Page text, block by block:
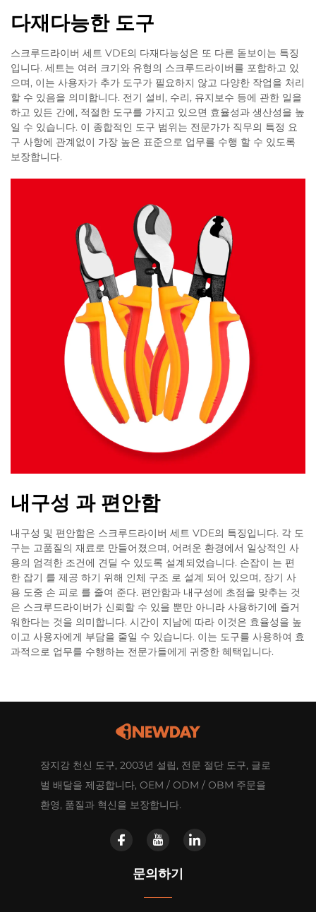
다재다능한 도구
스크루드라이버 세트 VDE의 다재다능성은 또 다른 돋보이는 특징
입니다. 세트는 여러 크기와 유형의 스크루드라이버를 포함하고 있
으며, 이는 사용자가 추가 도구가 필요하지 않고 다양한 작업을 처리
할 수 있음을 의미합니다. 전기 설비, 수리, 유지보수 등에 관한 일을
하고 있든 간에, 적절한 도구를 가지고 있으면 효율성과 생산성을 높
일 수 있습니다. 이 종합적인 도구 범위는 전문가가 직무의 특정 요
구 사항에 관계없이 가장 높은 표준으로 업무를 수행 할 수 있도록
보장합니다.
내구성 과 편안함
내구성 및 편안함은 스크루드라이버 세트 VDE의 특징입니다. 각 도
구는 고품질의 재료로 만들어졌으며, 어려운 환경에서 일상적인 사
용의 엄격한 조건에 견딜 수 있도록 설계되었습니다. 손잡이 는 편
한 잡기 를 제공 하기 위해 인체 구조 로 설계 되어 있으며, 장기 사
용 도중 손 피로 를 줄여 준다. 편안함과 내구성에 초점을 맞추는 것
은 스크루드라이버가 신뢰할 수 있을 뿐만 아니라 사용하기에 즐거
워한다는 것을 의미합니다. 시간이 지남에 따라 이것은 효율성을 높
이고 사용자에게 부담을 줄일 수 있습니다. 이는 도구를 사용하여 효
과적으로 업무를 수행하는 전문가들에게 귀중한 혜택입니다.
장지강 천신 도구, 2003년 설립, 전문 절단 도구, 글로
벌 배달을 제공합니다, OEM / ODM / OBM 주문을
환영, 품질과 혁신을 보장합니다.
문의하기